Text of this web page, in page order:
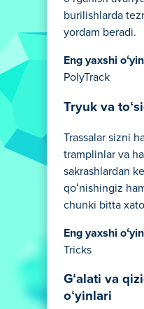
burilishlarda
yordam beradi.
Eng yaxshi
PolyTrack
Tryuk va
Trassalar sizni
tramplinlar va
sakrashlardan
qoʻnishingiz
chunki bitta
Eng yaxshi
Tricks
Gʻalati va
oʻyinlari